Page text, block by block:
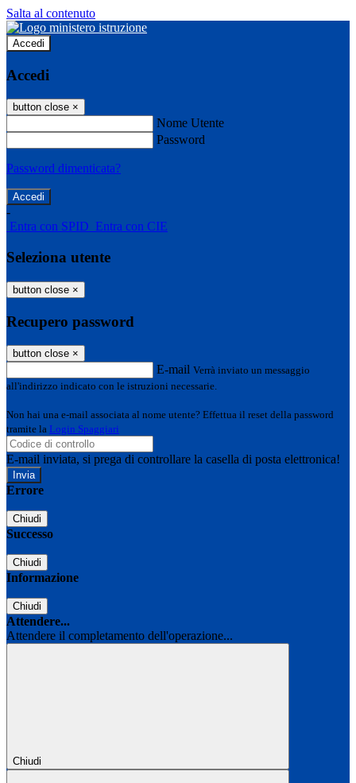
Salta al contenuto
Accedi
Accedi
button close ×
Nome Utente
Password
Password dimenticata?
-
Entra con SPID Entra con CIE
Seleziona utente
button close ×
Recupero password
button close ×
E-mail Verrà inviato un messaggio
all'indirizzo indicato con le istruzioni necessarie.
Non hai una e-mail associata al nome utente? Effettua il reset della password
tramite la Login Spaggiari
E-mail inviata, si prega di controllare la casella di posta elettronica!
Errore
Chiudi
Successo
Chiudi
Informazione
Chiudi
Attendere...
Attendere il completamento dell'operazione...
Chiudi